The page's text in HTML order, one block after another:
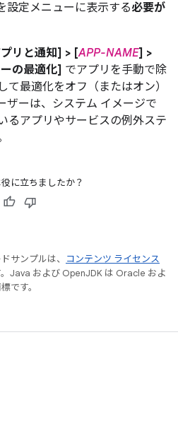
設定メニューに表示する必要が
リと通知] > [APP-NAME] >
の最適化] でアプリを手動で除
最適化をオフ（またはオン）
ザーは、システム イメージで
るアプリやサービスの例外ステ
に立ちましたか？
サンプルは、
コンテンツ ライセンス
Java および OpenJDK は Oracle およ
です。